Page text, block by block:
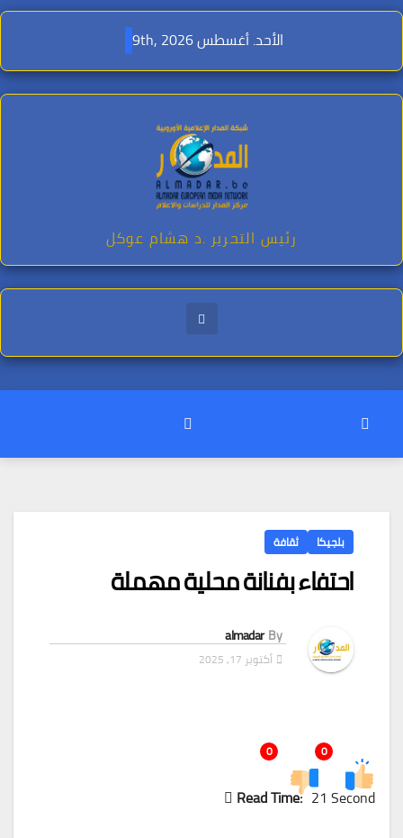
Skip
content
الأحد. أغسطس 9th, 2026
رئيس التحرير .د هشام عوكل
بلجيكا ثقافة
احتفاء بفنانة محلية مهملة
By
almadar
أكتوبر 17, 2025
0
0
Read Time: 21 Second